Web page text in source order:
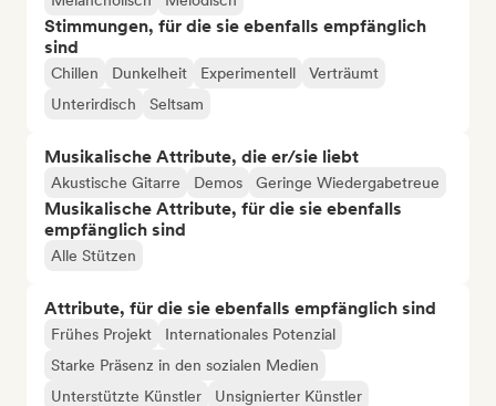
Stimmungen, für die sie ebenfalls empfänglich
sind
Chillen Dunkelheit Experimentell
Verträumt
Unterirdisch
Seltsam
Musikalische Attribute, die er/sie liebt
Akustische Gitarre Demos Geringe Wiedergabetreue
Musikalische Attribute, für die sie ebenfalls
empfänglich sind
Alle Stützen
Attribute, für die sie ebenfalls empfänglich sind
Frühes Projekt
Internationales Potenzial
Starke Präsenz in den sozialen Medien
Unterstützte Künstler
Unsignierter Künstler